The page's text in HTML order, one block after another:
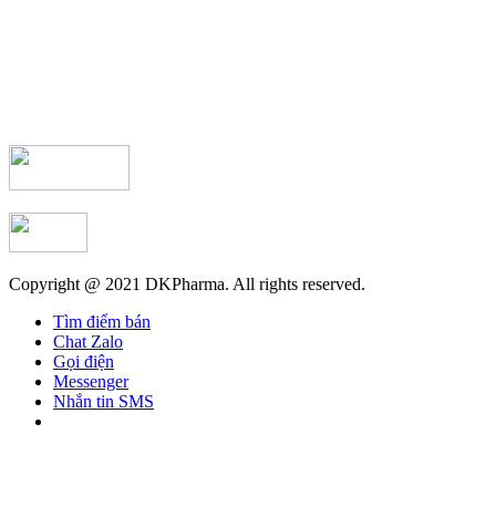
Copyright @ 2021 DKPharma. All rights reserved.
Tìm điểm bán
Chat Zalo
Gọi điện
Messenger
Nhắn tin SMS